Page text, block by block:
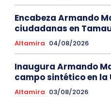
Encabeza Armando
ciudadanas en
Altamira 04/08/2026
Inaugura Armando
campo sintético en la
Altamira 03/08/2026